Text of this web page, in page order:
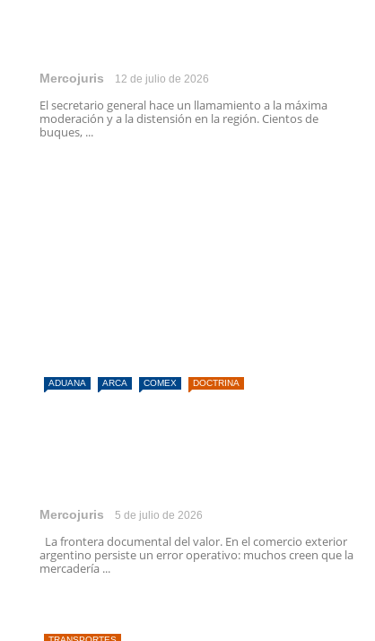
Mercojuris 12 de julio de 2026
El secretario general hace un llamamiento a la máxima
moderación y a la distensión en la región. Cientos de
buques, ...
ADUANA ARCA COMEX DOCTRINA
Mercojuris 5 de julio de 2026
La frontera documental del valor. En el comercio exterior
argentino persiste un error operativo: muchos creen que la
mercadería ...